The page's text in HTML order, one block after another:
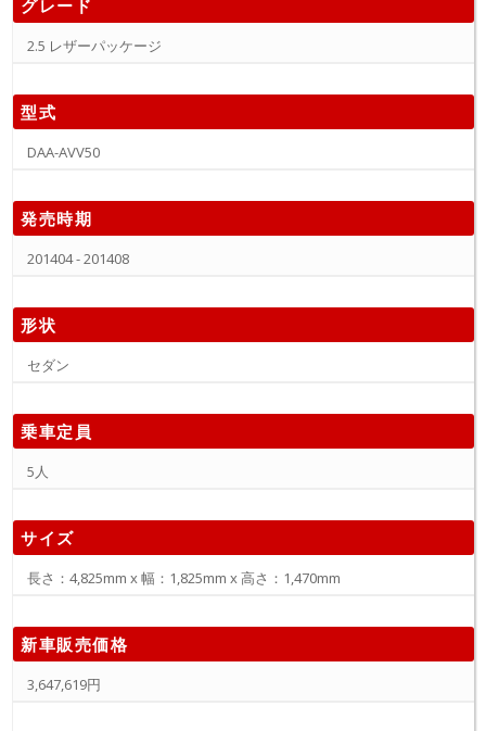
グレード
2.5 レザーパッケージ
型式
DAA-AVV50
発売時期
201404 - 201408
形状
セダン
乗車定員
5人
サイズ
長さ：4,825mm x 幅：1,825mm x 高さ：1,470mm
新車販売価格
3,647,619円